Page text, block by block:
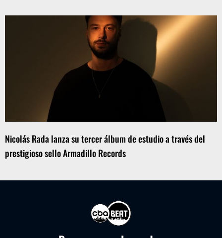
Nicolás Rada lanza su tercer álbum de estudio a través del
prestigioso sello Armadillo Records